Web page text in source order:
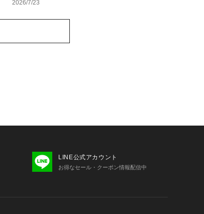
2026/7/23
LINE公式アカウント
お得なセール・クーポン情報配信中